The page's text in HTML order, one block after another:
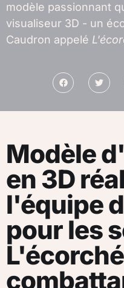
modèle passionnant
visualiseur 3D - un
Caudron appelé
Modèle
en 3D
l'équipe
pour les
L'écorché